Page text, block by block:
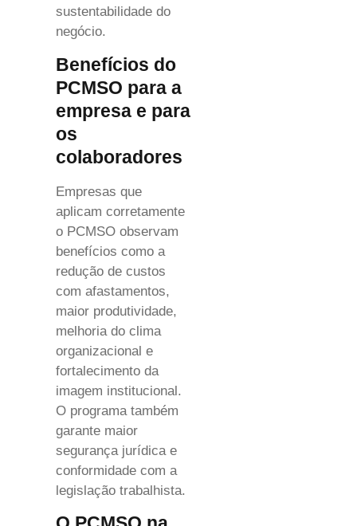
sustentabilidade do
negócio.
Benefícios do
PCMSO para a
empresa e para
os
colaboradores
Empresas que
aplicam corretamente
o PCMSO observam
benefícios como a
redução de custos
com afastamentos,
maior produtividade,
melhoria do clima
organizacional e
fortalecimento da
imagem institucional.
O programa também
garante maior
segurança jurídica e
conformidade com a
legislação trabalhista.